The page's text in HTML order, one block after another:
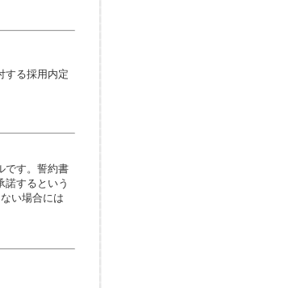
する採用内定
です。誓約書
諾するという
い場合には